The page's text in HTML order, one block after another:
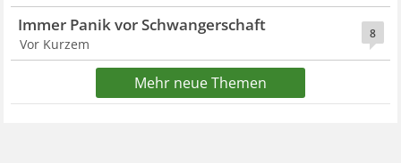
8
Immer Panik vor Schwangerschaft
Vor Kurzem
Mehr neue Themen